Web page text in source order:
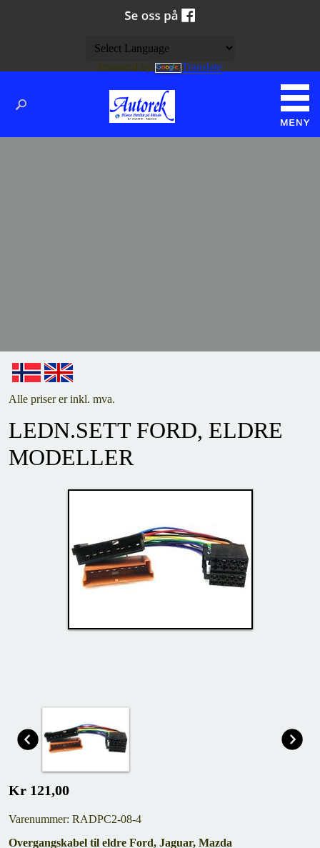
Alle priser er inkl. mva.
LEDN.SETT FORD, ELDRE
MODELLER
Kr 121,00
Varenummer: RADPC2-08-4
Overgangskabel til eldre Ford, Jaguar, Mazda
Powered by Translate